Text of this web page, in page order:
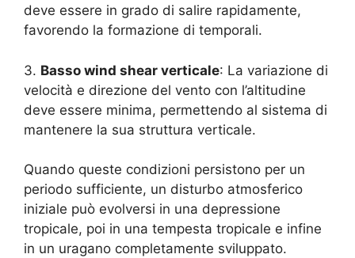
deve essere in grado di salire rapidamente,
favorendo la formazione di temporali.
3. Basso wind shear verticale: La variazione di
velocità e direzione del vento con l’altitudine
deve essere minima, permettendo al sistema di
mantenere la sua struttura verticale.
Quando queste condizioni persistono per un
periodo sufficiente, un disturbo atmosferico
iniziale può evolversi in una depressione
tropicale, poi in una tempesta tropicale e infine
in un uragano completamente sviluppato.